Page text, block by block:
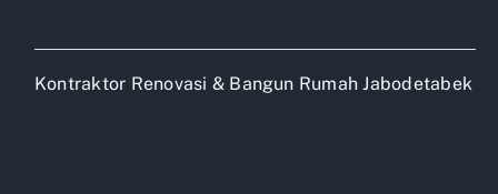
Kontraktor Renovasi & Bangun Rumah Jabodetabek